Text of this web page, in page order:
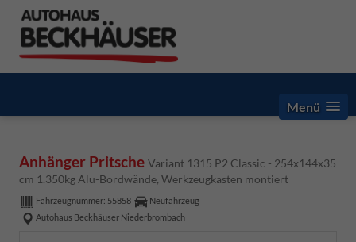
Menü
Anhänger Pritsche Variant 1315 P2 Classic - 254x144x35
cm 1.350kg Alu-Bordwände, Werkzeugkasten montiert
Fahrzeugnummer: 55858
Neufahrzeug
Autohaus Beckhäuser Niederbrombach